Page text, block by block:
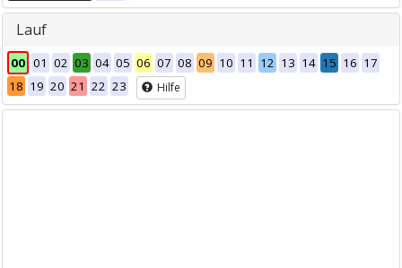
Lauf
00 01 02 03 04 05 06 07 08 09 10 11 12 13 14 15 16 17
18 19 20 21 22 23 Hilfe